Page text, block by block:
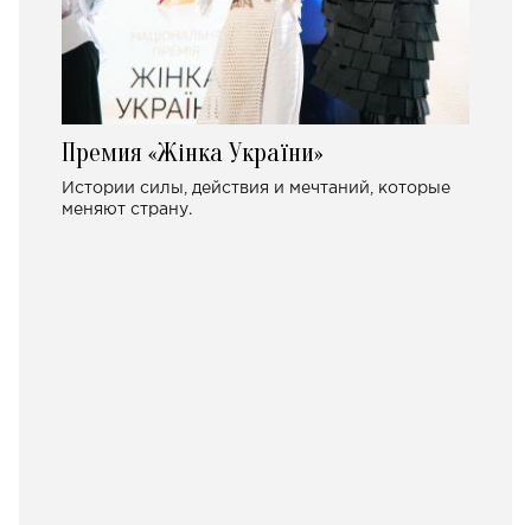
Премия «Жінка України»
Истории силы, действия и мечтаний, которые
меняют страну.